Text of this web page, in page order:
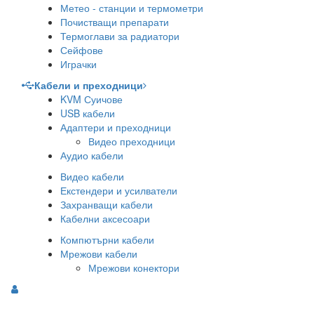
Метео - станции и термометри
Почистващи препарати
Термоглави за радиатори
Сейфове
Играчки
Кабели и преходници
KVM Суичове
USB кабели
Адаптери и преходници
Видео преходници
Аудио кабели
Видео кабели
Екстендери и усилватели
Захранващи кабели
Кабелни аксесоари
Компютърни кабели
Мрежови кабели
Мрежови конектори